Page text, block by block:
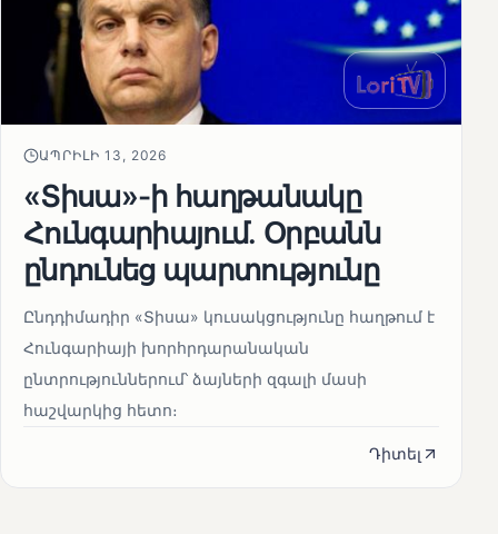
ԱՊՐԻԼԻ 13, 2026
«Տիսա»-ի հաղթանակը
Հունգարիայում․ Օրբանն
ընդունեց պարտությունը
Ընդդիմադիր «Տիսա» կուսակցությունը հաղթում է
Հունգարիայի խորհրդարանական
ընտրություններում՝ ձայների զգալի մասի
հաշվարկից հետո։
Դիտել